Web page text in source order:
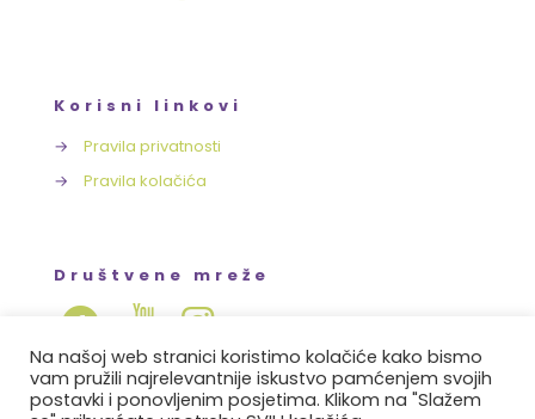
Korisni linkovi
→
Pravila privatnosti
→
Pravila kolačića
Društvene mreže
Na našoj web stranici koristimo kolačiće kako bismo
vam pružili najrelevantnije iskustvo pamćenjem svojih
postavki i ponovljenim posjetima. Klikom na "Slažem